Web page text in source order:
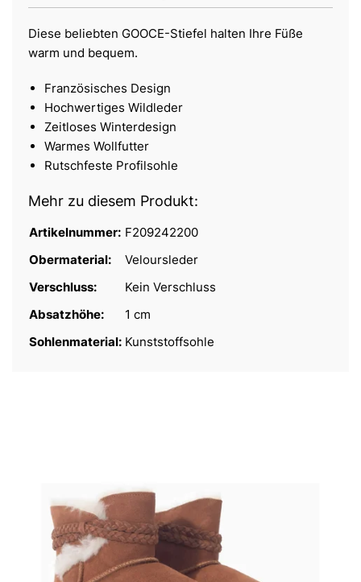
Diese beliebten GOOCE-Stiefel halten Ihre Füße
warm und bequem.
Französisches Design
Hochwertiges Wildleder
Zeitloses Winterdesign
Warmes Wollfutter
Rutschfeste Profilsohle
Mehr zu diesem Produkt:
Artikelnummer: F209242200
Obermaterial:
Veloursleder
Verschluss:
Kein Verschluss
Absatzhöhe:
1 cm
Sohlenmaterial: Kunststoffsohle